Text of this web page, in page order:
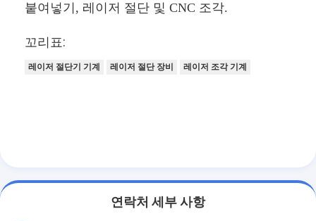
붙여넣기, 레이저 절단 및 CNC 조각.
꼬리표:
레이저 절단기 기계 레이저 절단 장비 레이저 조각 기계
연락처 세부 사항